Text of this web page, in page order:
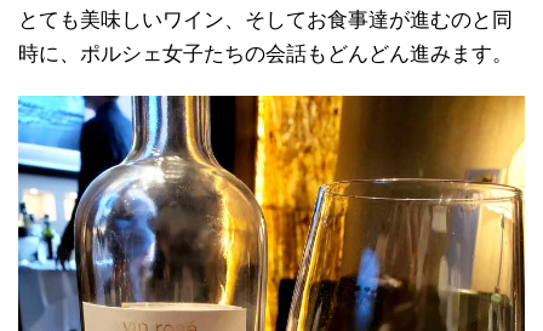
とても美味しいワイン、そしてお食事達が進むのと同
時に、ポルシェ女子たちの会話もどんどん進みます。